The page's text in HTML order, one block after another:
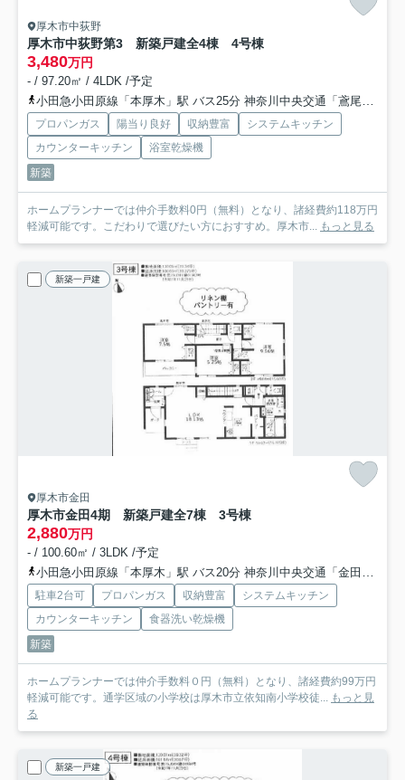
厚木市中荻野
厚木市中荻野第3 新築戸建全4棟 4号棟
3,480万円
- / 97.20㎡ / 4LDK /予定
小田急小田原線「本厚木」駅 バス25分 神奈川中央交通「鳶尾山前」 停歩5分
プロパンガス 陽当り良好 収納豊富
システムキッチン
カウンターキッチン
浴室乾燥機
新築
ホームプランナーでは仲介手数料0円（無料）となり、諸経費約118万円
軽減可能です。こだわりで選びたい方におすすめ。厚木市...
もっと見る
新築一戸建
厚木市金田
厚木市金田4期 新築戸建全7棟 3号棟
2,880万円
- / 100.60㎡ / 3LDK /予定
小田急小田原線「本厚木」駅 バス20分 神奈川中央交通「金田（厚木市）」 停歩5分
駐車2台可 プロパンガス 収納豊富
システムキッチン
カウンターキッチン
食器洗い乾燥機
新築
ホームプランナーでは仲介手数料０円（無料）となり、諸経費約99万円
軽減可能です。通学区域の小学校は厚木市立依知南小学校徒...
もっと見
る
新築一戸建